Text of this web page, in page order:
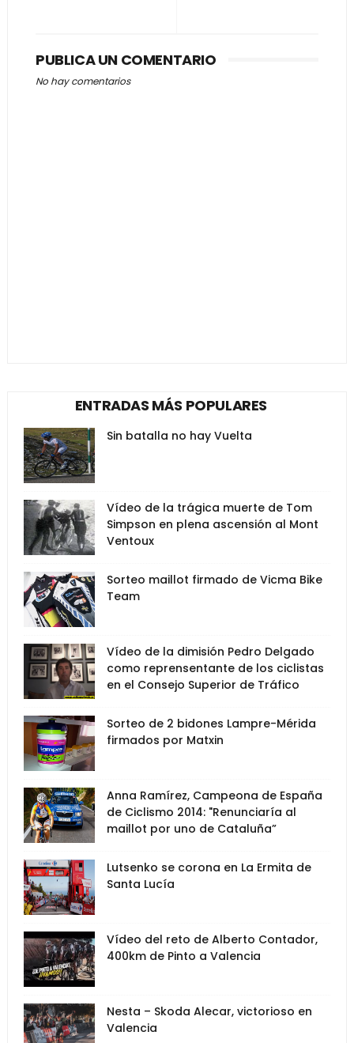
PUBLICA UN COMENTARIO
No hay comentarios
ENTRADAS MÁS POPULARES
Sin batalla no hay Vuelta
Vídeo de la trágica muerte de Tom
Simpson en plena ascensión al Mont
Ventoux
Sorteo maillot firmado de Vicma Bike
Team
Vídeo de la dimisión Pedro Delgado
como reprensentante de los ciclistas
en el Consejo Superior de Tráfico
Sorteo de 2 bidones Lampre-Mérida
firmados por Matxin
Anna Ramírez, Campeona de España
de Ciclismo 2014: "Renunciaría al
maillot por uno de Cataluña”
Lutsenko se corona en La Ermita de
Santa Lucía
Vídeo del reto de Alberto Contador,
400km de Pinto a Valencia
Nesta – Skoda Alecar, victorioso en
Valencia